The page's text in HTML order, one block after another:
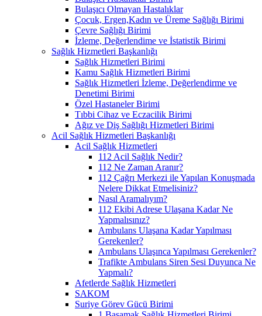
Bulaşıcı Olmayan Hastalıklar
Çocuk, Ergen,Kadın ve Üreme Sağlığı Birimi
Çevre Sağlığı Birimi
İzleme, Değerlendime ve İstatistik Birimi
Sağlık Hizmetleri Başkanlığı
Sağlık Hizmetleri Birimi
Kamu Sağlık Hizmetleri Birimi
Sağlık Hizmetleri İzleme, Değerlendirme ve
Denetimi Birimi
Özel Hastaneler Birimi
Tıbbi Cihaz ve Eczacilik Birimi
Ağız ve Diş Sağlığı Hizmetleri Birimi
Acil Sağlık Hizmetleri Başkanlığı
Acil Sağlık Hizmetleri
112 Acil Sağlık Nedir?
112 Ne Zaman Aranır?
112 Çağrı Merkezi ile Yapılan Konuşmada
Nelere Dikkat Etmelisiniz?
Nasıl Aramalıyım?
112 Ekibi Adrese Ulaşana Kadar Ne
Yapmalısınız?
Ambulans Ulaşana Kadar Yapılması
Gerekenler?
Ambulans Ulaşınca Yapılması Gerekenler?
Trafikte Ambulans Siren Sesi Duyunca Ne
Yapmalı?
Afetlerde Sağlık Hizmetleri
SAKOM
Suriye Görev Gücü Birimi